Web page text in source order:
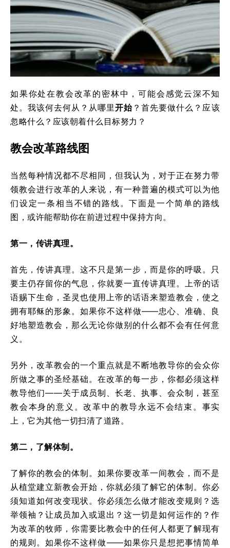
如果你处在教会改革的密林中，可能会感觉云深不知
处。我该何去何从？从哪里开始 ？首先要做什么？应该
忽略什么？应该朝着什么目标努力？
教会改革路线图
当然每种情况都不尽相同，但我认为，对于正在努力带
领教会进行改革的人来说，有一种普遍的模式可以为他
们设定一条相当不错的路线。下面是一个简单的路线
图，或许能帮助你在前进过程中保持方向。
第一，传讲真理。
首先，传讲真理。这不只是第一步，而是你的呼吸。只
要主仍存留你的气息，你就要一直传讲真理。上帝的话
语赐下生命，圣灵也使用上帝的话语来塑造教会，使之
拥有耶稣的形象。如果你不这样做——忠心、准确、良
好地塑造教会，那么无论你做别的什么都不会有任何意
义。
另外，改革教会的一个重点就是不断地教导你的会众你
所做之事的圣经基础。在改革的每一步，你都必须这样
教导他们——关于成员制、长老、执事、会众制，甚至
教会本身的意义。改革中的教导永远不会结束。事实
上，它为其他一切扫清了道路。
第二，了解体制。
了解你的教会的体制。如果你要改革一间教会，而不是
从植堂建立新教会开始，你就必须了解它的体制。你必
须知道如何改变现状。你必须怎么做才能改变规则？选
举领袖？让成员加入或退出？这一切是如何运作的？作
为改革的牧师，你需要比教会中的任何人都更了解现有
的规则。如果你不这样做——如果你只是想把事情简单